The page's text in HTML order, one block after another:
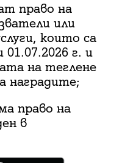
право на
или
които са
г. и
на теглене
наградите;
право на
в